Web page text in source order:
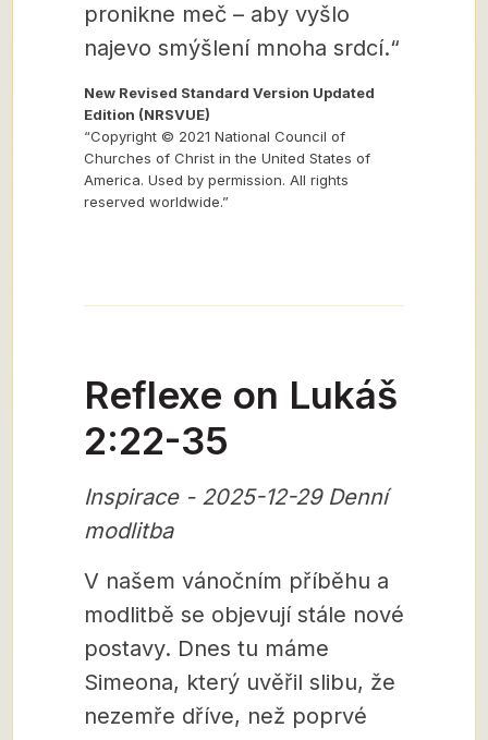
pronikne meč – aby vyšlo
najevo smýšlení mnoha srdcí.“
New Revised Standard Version Updated
Edition (NRSVUE)
“Copyright © 2021 National Council of
Churches of Christ in the United States of
America. Used by permission. All rights
reserved worldwide.”
Reflexe on Lukáš
2:22-35
Inspirace - 2025-12-29 Denní
modlitba
V našem vánočním příběhu a
modlitbě se objevují stále nové
postavy. Dnes tu máme
Simeona, který uvěřil slibu, že
nezemře dříve, než poprvé